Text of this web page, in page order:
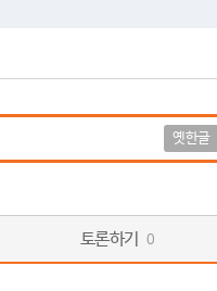
옛한글
토론하기 0